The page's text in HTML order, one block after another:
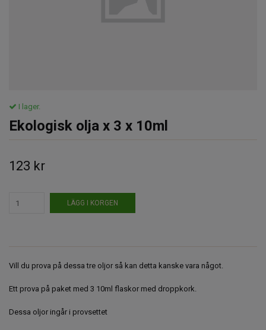
I lager.
Ekologisk olja x 3 x 10ml
123 kr
LÄGG I KORGEN
Vill du prova på dessa tre oljor så kan detta kanske vara något.
Ett prova på paket med 3 10ml flaskor med droppkork.
Dessa oljor ingår i provsettet